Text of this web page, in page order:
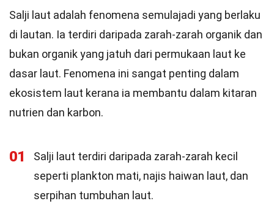
Salji laut adalah fenomena semulajadi yang berlaku
di lautan. Ia terdiri daripada zarah-zarah organik dan
bukan organik yang jatuh dari permukaan laut ke
dasar laut. Fenomena ini sangat penting dalam
ekosistem laut kerana ia membantu dalam kitaran
nutrien dan karbon.
01
Salji laut terdiri daripada zarah-zarah kecil
seperti plankton mati, najis haiwan laut, dan
serpihan tumbuhan laut.